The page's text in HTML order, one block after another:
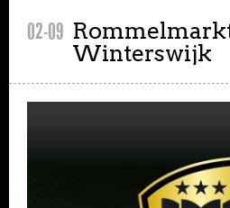
INFORMATIE
02-09
Winterswijk